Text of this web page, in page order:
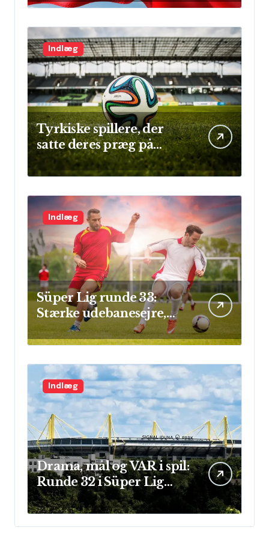
Indlæg
Tyrkiske spillere, der
satte deres præg på
Champions League
Indlæg
Süper Lig runde 33:
Stærke udebanesejre,
mål i flok og sikre clean
sheets
Indlæg
Drama, mål og VAR i spil:
Runde 32 i Süper Lig
leverede store
præstationer og sene
afgørelser